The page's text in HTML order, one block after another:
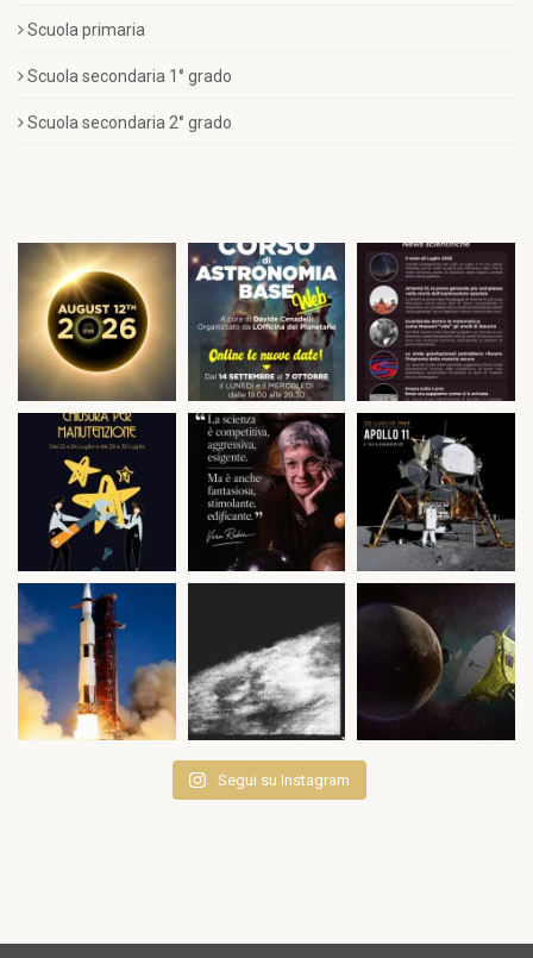
Scuola primaria
Scuola secondaria 1° grado
Scuola secondaria 2° grado
Segui su Instagram